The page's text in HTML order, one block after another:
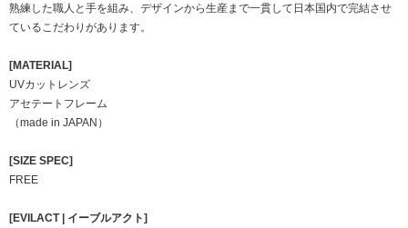
熟練した職人と手を組み、デザインから生産まで一貫して日本国内で完結させ
ているこだわりがあります。
[MATERIAL]
UVカットレンズ
アセテートフレーム
（made in JAPAN）
[SIZE SPEC]
FREE
[EVILACT | イーブルアクト]